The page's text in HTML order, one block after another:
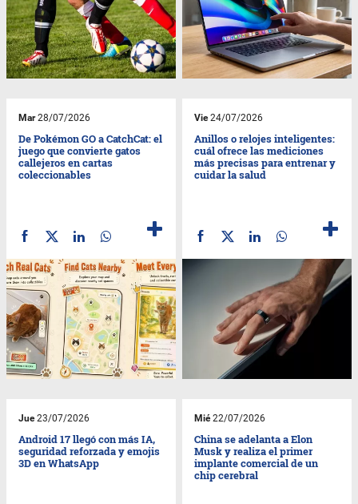
Mar28/07/2026
De Pokémon GO a CatchCat: el
juego que convierte gatos
callejeros en cartas
coleccionables
Vie24/07/2026
Anillos o relojes inteligentes:
cuál ofrece las mediciones
más precisas para entrenar y
cuidar la salud
Jue23/07/2026
Android 17 llegó con más IA,
seguridad reforzada y emojis
3D en WhatsApp
Mié22/07/2026
China se adelanta a Elon
Musk y realiza el primer
implante comercial de un
chip cerebral